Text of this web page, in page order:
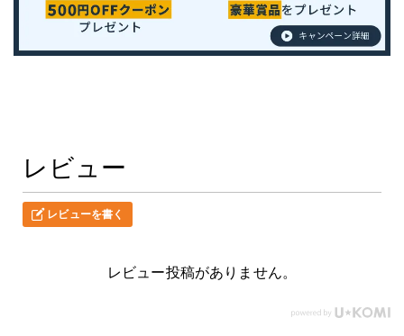
レビュー
レビューを書く
レビュー投稿がありません。